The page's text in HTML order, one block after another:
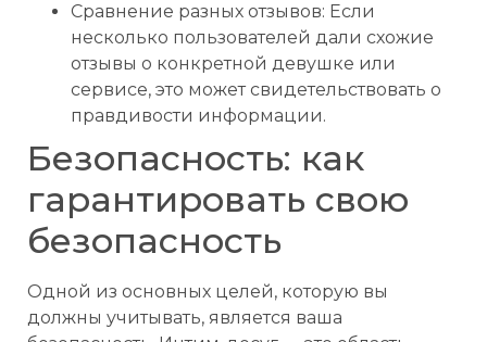
Сравнение разных отзывов: Если
несколько пользователей дали схожие
отзывы о конкретной девушке или
сервисе, это может свидетельствовать о
правдивости информации.
Безопасность: как
гарантировать свою
безопасность
Одной из основных целей, которую вы
должны учитывать, является ваша